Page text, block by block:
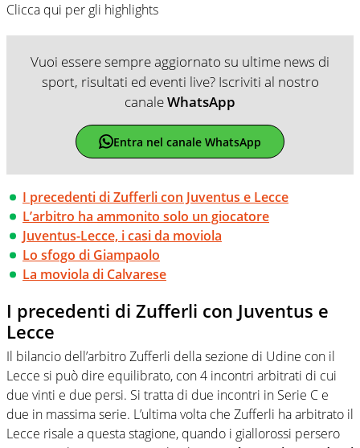
Clicca qui per gli highlights
Vuoi essere sempre aggiornato su ultime news di
sport, risultati ed eventi live? Iscriviti al nostro
canaleWhatsApp
Entra nel canale WhatsApp
I precedenti di Zufferli con Juventus e Lecce
L’arbitro ha ammonito solo un giocatore
Juventus-Lecce, i casi da moviola
Lo sfogo di Giampaolo
La moviola di Calvarese
I precedenti di Zufferli con Juventus e
Lecce
Il bilancio dell’arbitro Zufferli della sezione di Udine con il
Lecce si può dire equilibrato, con 4 incontri arbitrati di cui
due vinti e due persi. Si tratta di due incontri in Serie C e
due in massima serie. L’ultima volta che Zufferli ha arbitrato il
Lecce risale a questa stagione, quando i giallorossi persero